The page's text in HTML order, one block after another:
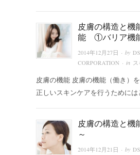
皮膚の構造と
能 ①バリア機
2014年12月27日 · by
CORPORATION · in
皮膚の機能 皮膚の機能（働き）
正しいスキンケアを行うためには
皮膚の構造と
～
2014年12月21日 · by